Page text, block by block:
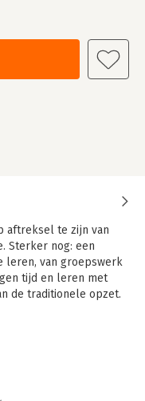
aftreksel te zijn van
Sterker nog: een
leren, van groepswerk
tijd en leren met
de traditionele opzet.
weg te denken is uit
leertraject? Want